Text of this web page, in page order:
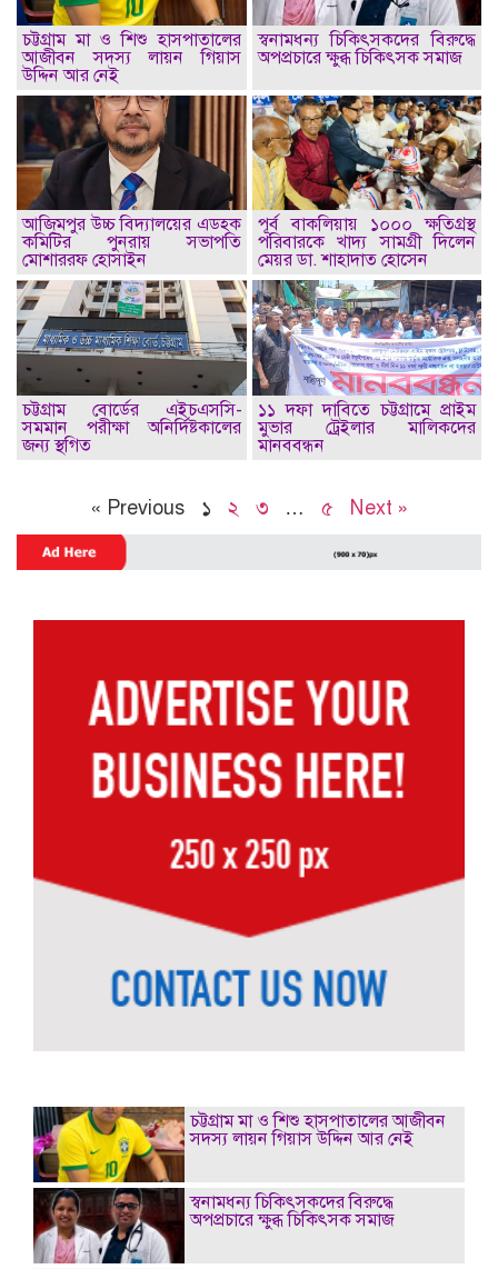
চট্টগ্রাম মা ও শিশু হাসপাতালের
আজীবন সদস্য লায়ন গিয়াস
উদ্দিন আর নেই
স্বনামধন্য চিকিৎসকদের বিরুদ্ধে
অপপ্রচারে ক্ষুব্ধ চিকিৎসক সমাজ
আজিমপুর উচ্চ বিদ্যালয়ের এডহক
কমিটির পুনরায় সভাপতি
মোশাররফ হোসাইন
পূর্ব বাকলিয়ায় ১০০০ ক্ষতিগ্রস্থ
পরিবারকে খাদ্য সামগ্রী দিলেন
মেয়র ডা. শাহাদাত হোসেন
চট্টগ্রাম বোর্ডের এইচএসসি-
সমমান পরীক্ষা অনির্দিষ্টকালের
জন্য স্থগিত
১১ দফা দাবিতে চট্টগ্রামে প্রাইম
মুভার ট্রেইলার মালিকদের
মানববন্ধন
« Previous ১ ২ ৩ … ৫ Next »
চট্টগ্রাম মা ও শিশু হাসপাতালের আজীবন
সদস্য লায়ন গিয়াস উদ্দিন আর নেই
স্বনামধন্য চিকিৎসকদের বিরুদ্ধে
অপপ্রচারে ক্ষুব্ধ চিকিৎসক সমাজ